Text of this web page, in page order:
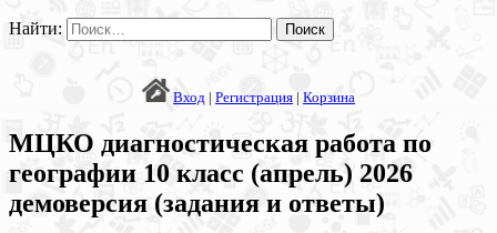
Найти:
Вход | Регистрация | Корзина
МЦКО диагностическая работа по
географии 10 класс (апрель) 2026
демоверсия (задания и ответы)